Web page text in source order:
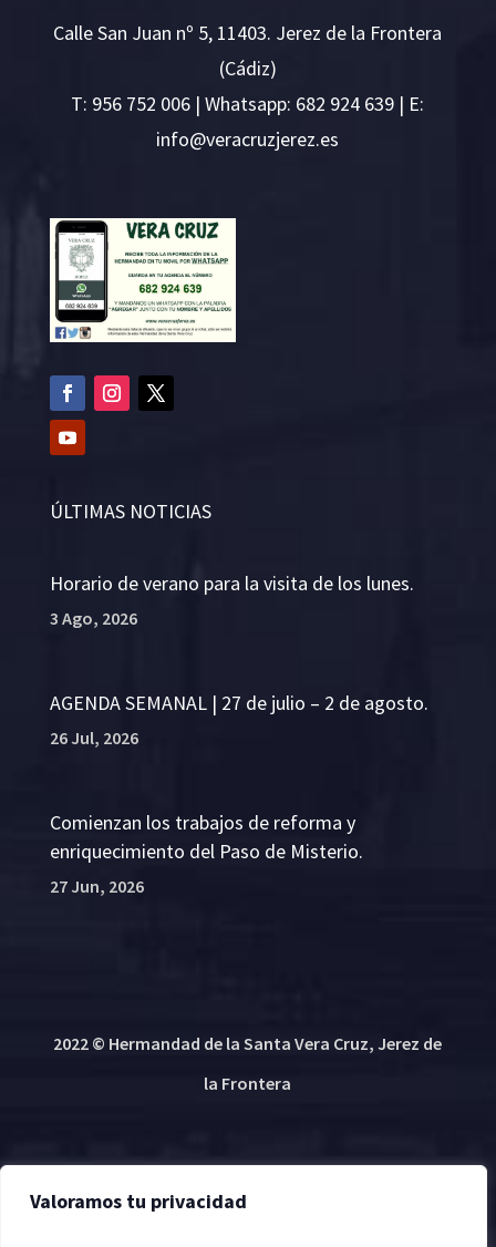
Valoramos tu privacidad
Calle San Juan nº 5, 11403. Jerez de la Frontera
(Cádiz)
T: 956 752 006 | Whatsapp: 682 924 639 | E:
se.ze
rejzu
rcare
v@ofn
i
ÚLTIMAS NOTICIAS
Horario de verano para la visita de los lunes.
3 Ago, 2026
AGENDA SEMANAL | 27 de julio – 2 de agosto.
26 Jul, 2026
Comienzan los trabajos de reforma y
enriquecimiento del Paso de Misterio.
27 Jun, 2026
2022 © Hermandad de la Santa Vera Cruz, Jerez de
la Frontera